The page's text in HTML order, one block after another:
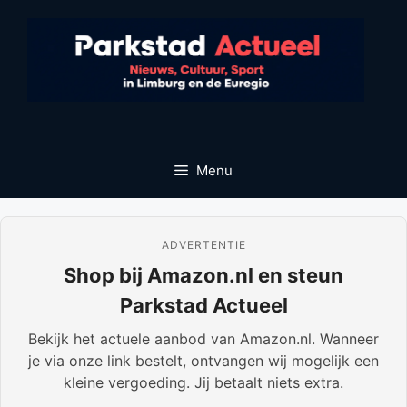
Menu
ADVERTENTIE
Shop bij Amazon.nl en steun
Parkstad Actueel
Bekijk het actuele aanbod van Amazon.nl. Wanneer
je via onze link bestelt, ontvangen wij mogelijk een
kleine vergoeding. Jij betaalt niets extra.